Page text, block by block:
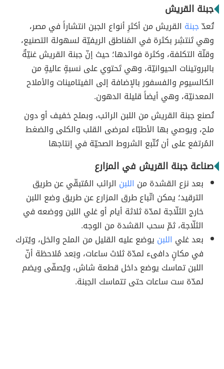
جبنة القريش
تُعدّجبنة القريش من أكثرِ أنواع الجبن انتشاراً في مصر،
وهي تَنتشِر بكثرة في المَناطق الريفيّة لسهولة التصنيع،
وقلّة التكلفة، وكثرة فوائدها؛ حيث إنّ جبنة القريش غنيّةٌ
بالبروتينات الحيوانيّة، وهي تَحتوي على نسبةٍ عاليةٍ من
الكالسيوم والفسفور بالإضافة إلى الفيتامينات والأملاح
المعدنيّة، وهي أيضاً قليلة الدهون.
تُصنع جبنة القريش من اللبن الرائب، وبملح خفيف أو دون
ملح، ويوصي بها الأطبّاء لمرضى القلب والكلى والضغط
المُرتفع على أن تُتّبع الشروط الصحيّة في إنتاجها
صناعة جبنة القريش في المزارع
بعد نزع القشدة من اللبن الرائب المُتبقّي عن طريق
الترقيد؛ يمكن اتّباع طرق المزارع عن طريق وضع اللبن
خارج الثلّاجة لمدّة ثلاثة أيام أو غلي اللبن ووضعه في
الثلّاجة، ثمّ سحب القشدة من الوجه.
بعد غلي اللبن يوضع عليه القليل من الملح والخل، ويُترك
في مكانٍ دافىء لمدّة ثلاث ساعات، وبَعد مُلاحظة أنّ
اللبن تماسك يوضع داخل قطعة شاش، ويُصفّى ويضم
لمدّة ست ساعات حتى تتماسك الجبنة.